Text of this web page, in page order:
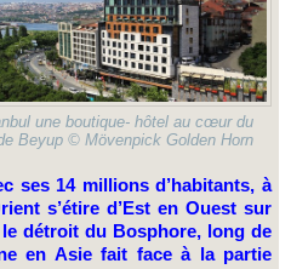
une boutique- hôtel au cœur du
Beyup © Mövenpick Golden Horn
s’étire d’Est en Ouest sur
détroit du Bosphore, long de
en Asie fait face à la partie